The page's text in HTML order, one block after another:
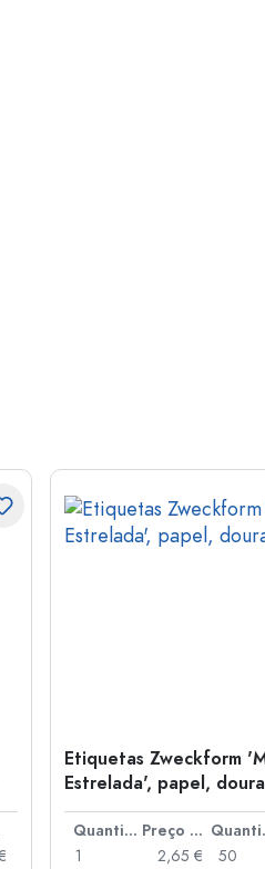
Etiquetas Zweckform
Estrelada', papel,
Quantidade Preço por peça
1
2,65 €
50